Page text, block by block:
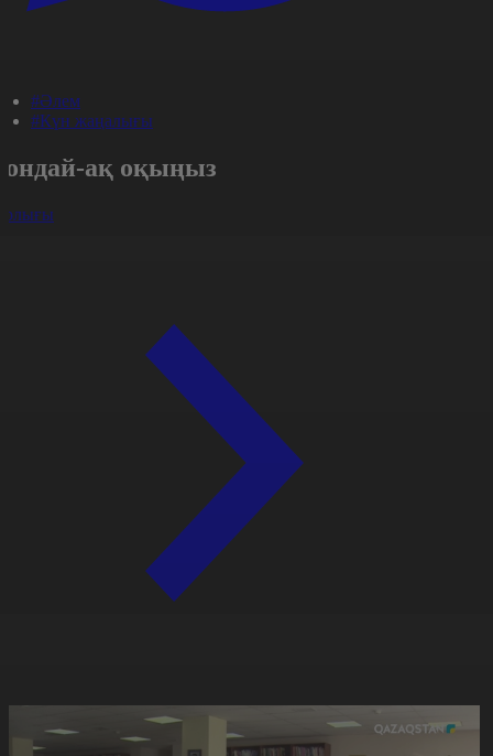
#Әлем
#Күн жаңалығы
ақ оқыңыз